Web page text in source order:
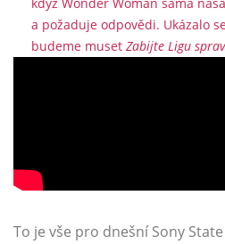
když Wonder Woman sama
a požaduje odpovědi. Ukázalo
budeme muset Zabijte Ligu
To je vše pro dnešní Sony